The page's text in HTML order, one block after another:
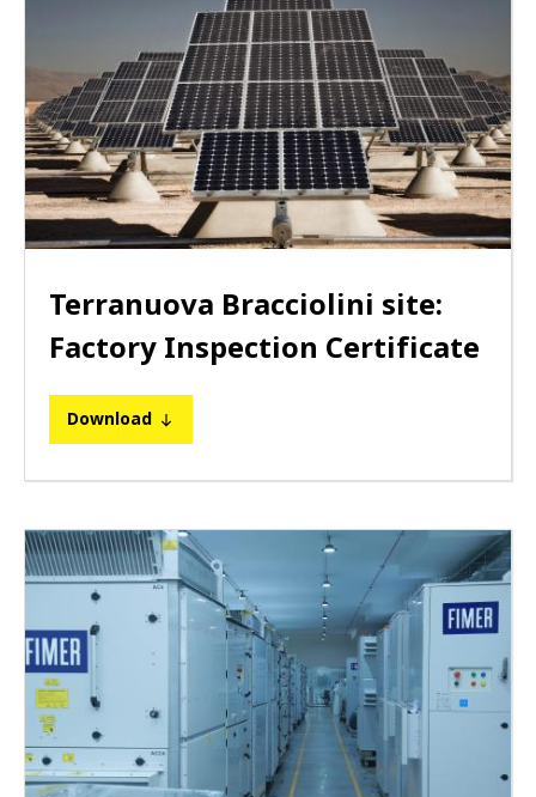
Terranuova Bracciolini site:
Factory Inspection Certificate
Download